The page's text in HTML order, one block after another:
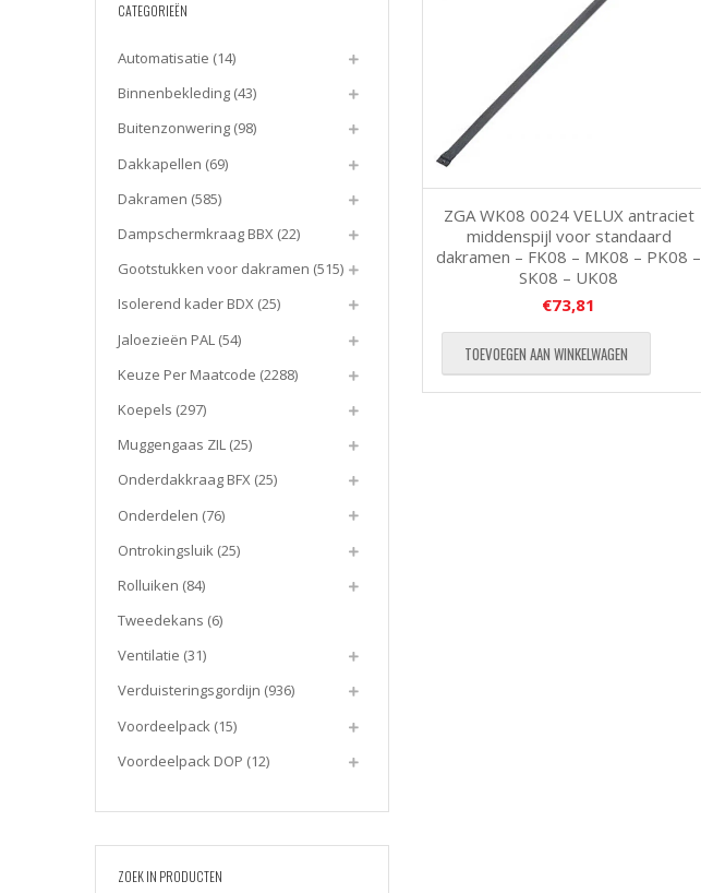
CATEGORIEËN
Automatisatie (14)
Binnenbekleding (43)
Buitenzonwering (98)
Dakkapellen (69)
Dakramen (585)
Dampschermkraag BBX (22)
Gootstukken voor dakramen (515)
Isolerend kader BDX (25)
Jaloezieën PAL (54)
Keuze Per Maatcode (2288)
Koepels (297)
Muggengaas ZIL (25)
Onderdakkraag BFX (25)
Onderdelen (76)
Ontrokingsluik (25)
Rolluiken (84)
Tweedekans (6)
Ventilatie (31)
Verduisteringsgordijn (936)
Voordeelpack (15)
Voordeelpack DOP (12)
ZOEK IN PRODUCTEN
ZGA WK08 0024 VELUX antraciet
middenspijl voor standaard
dakramen – FK08 – MK08 – PK08 –
SK08 – UK08
€73,81
TOEVOEGEN AAN WINKELWAGEN